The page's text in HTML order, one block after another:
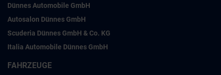
Dünnes Automobile GmbH
Autosalon Dünnes GmbH
Scuderia Dünnes GmbH & Co. KG
Italia Automobile Dünnes GmbH
FAHRZEUGE